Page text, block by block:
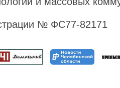
№ ФС77-82171